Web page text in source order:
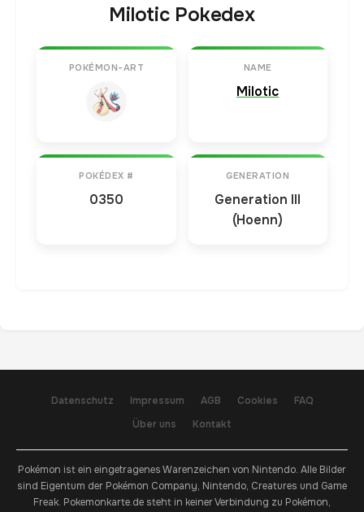
Milotic Pokedex
POKÉMON-ART NAME
Milotic
POKÉDEX #
0350
GENERATION
Generation III
(Hoenn)
Datenschutz Impressum AGB Cookies
FAQ
Über uns
Kontakt
Pokémon ist ein eingetragenes Warenzeichen von Nintendo. Alle Bilder
sind Eigentum der Pokémon Company, Nintendo, Creatures und Game
Freak. Pokemonkarte.de steht in keiner Verbindung zu Pokémon,